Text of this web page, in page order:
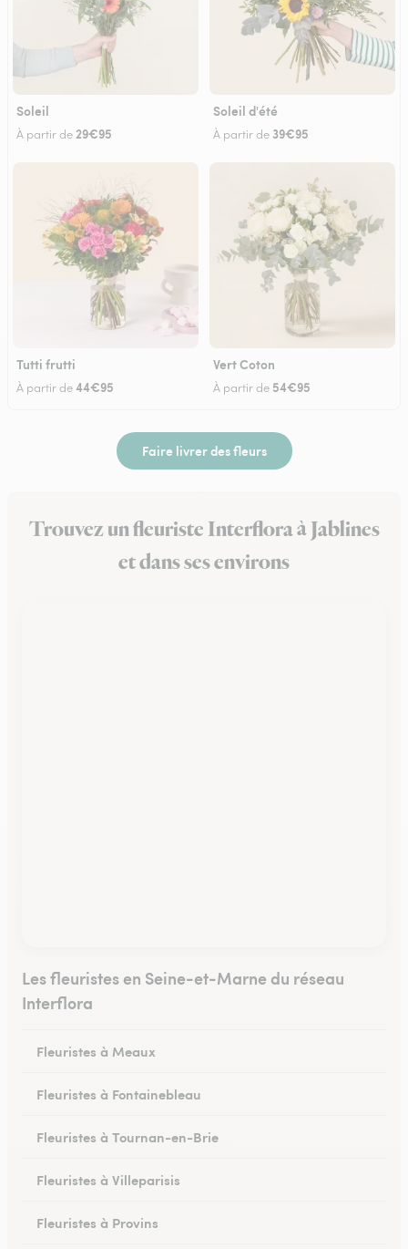
Soleil
À partir de29€95
Soleil d'été
À partir de 39€95
Tutti frutti
À partir de44€95
Vert Coton
À partir de 54€95
Faire livrer des fleurs
Trouvez un fleuriste Interflora à Jablines
et dans ses environs
Les fleuristes en Seine-et-Marne du réseau
Interflora
Fleuristes à Meaux
Fleuristes à Fontainebleau
Fleuristes à Tournan-en-Brie
Fleuristes à Villeparisis
Fleuristes à Provins